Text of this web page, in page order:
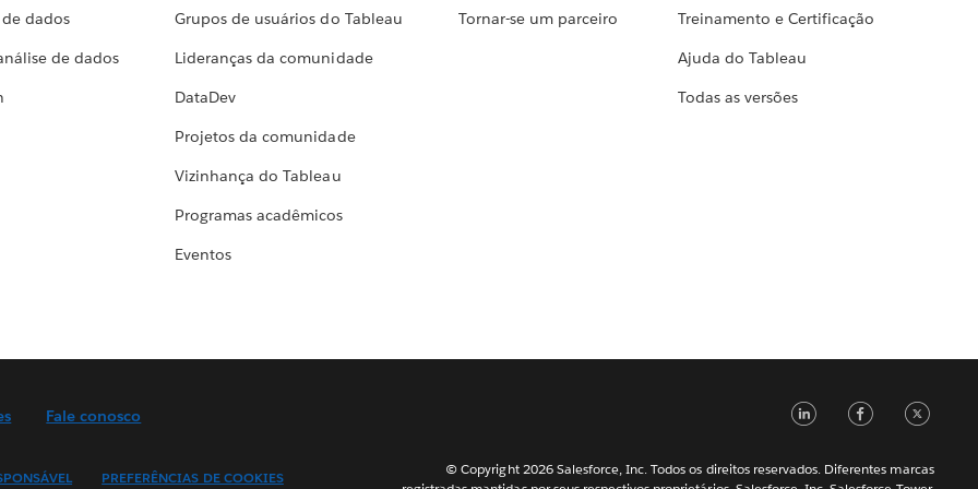
dados
de dados
Grupos de usuários do Tableau
Lideranças da comunidade
DataDev
Projetos da comunidade
Vizinhança do Tableau
Programas acadêmicos
Eventos
Tornar-se um parceiro
Treinamento e Certificação
Ajuda do Tableau
Todas as versões
Fale conosco
PREFERÊNCIAS DE COOKIES
LinkedIn
© Copyright 2026 Salesforce, Inc. Todos os direitos reservados. Diferentes marcas